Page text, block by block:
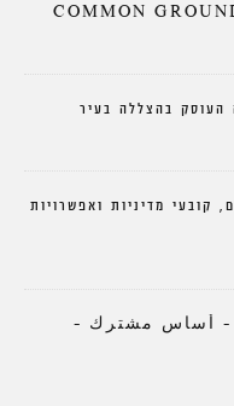
קובעי מדיניות ואפשרויות
– أساس مشترك –